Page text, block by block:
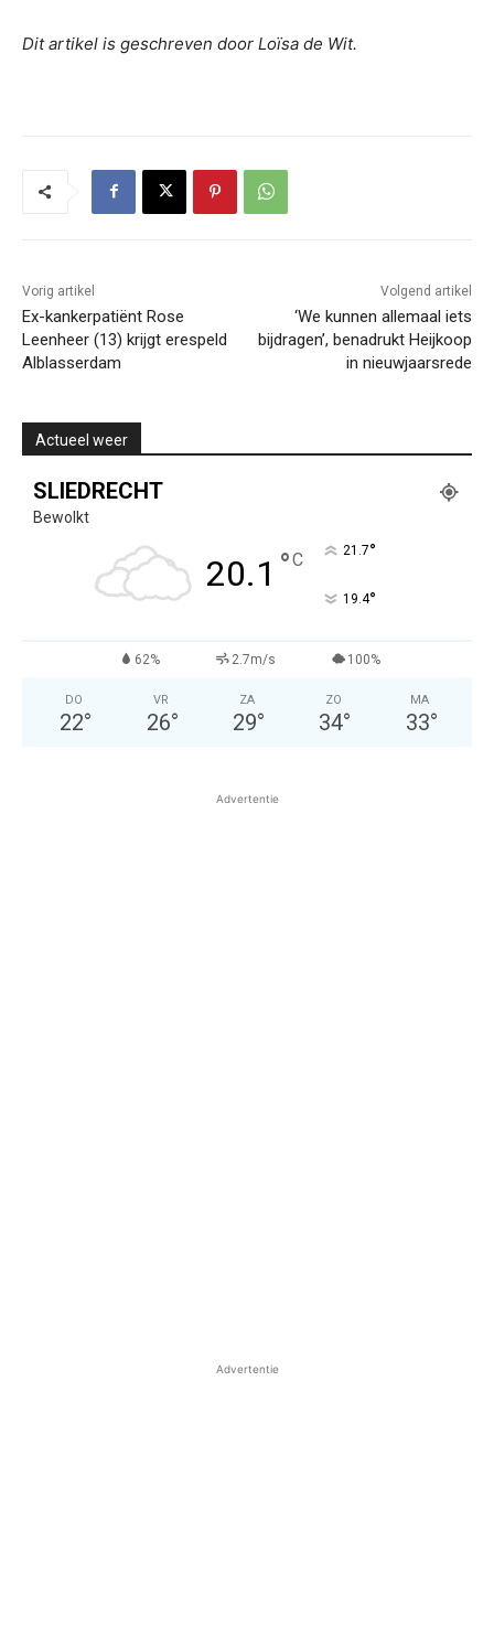
Dit artikel is geschreven door Loïsa de Wit.
Vorig artikel
Ex-kankerpatiënt Rose
Leenheer (13) krijgt erespeld
Alblasserdam
Volgend artikel
‘We kunnen allemaal iets
bijdragen’, benadrukt Heijkoop
in nieuwjaarsrede
Actueel weer
SLIEDRECHT
Bewolkt
20.1 °C 21.7°
19.4°
62% 2.7m/s 100%
DO
22°
VR
26°
ZA
29°
ZO
34°
MA
33°
Advertentie
Advertentie